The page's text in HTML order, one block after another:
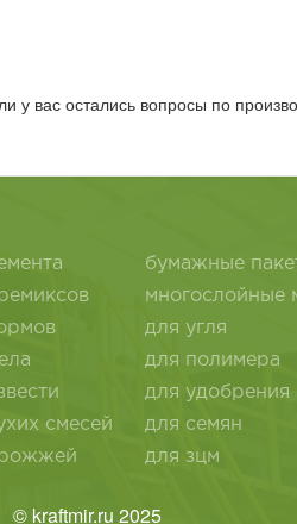
у вас остались вопросы по
смесей
бумажные
многослойные
для угля
для полимера
для удобрения
для семян
для зцм
© kraftmir.ru 2025